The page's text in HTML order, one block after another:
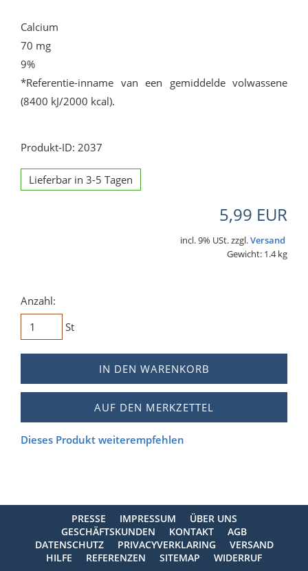
Calcium
70 mg
9%
*Referentie-inname van een gemiddelde volwassene
(8400 kJ/2000 kcal).
Produkt-ID: 2037
Lieferbar in 3-5 Tagen
5,99 EUR
incl. 9% USt. zzgl.Versand
Gewicht: 1.4 kg
Anzahl:
St
IN DEN WARENKORB
AUF DEN MERKZETTEL
Dieses Produkt weiterempfehlen
PRESSE IMPRESSUM
ÜBER UNS
GESCHÄFTSKUNDEN
KONTAKT
AGB
DATENSCHUTZ
PRIVACYVERKLARING
VERSAND
HILFE
REFERENZEN SITEMAP WIDERRUF